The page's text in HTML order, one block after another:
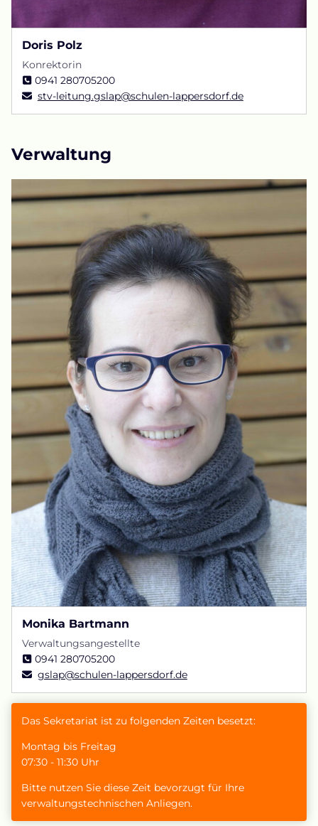
Doris Polz
Konrektorin
0941 280705200
stv-leitung.gslap@schulen-lappersdorf.de
Verwaltung
Monika Bartmann
Verwaltungsangestellte
0941 280705200
gslap@schulen-lappersdorf.de
Das Sekretariat ist zu folgenden Zeiten besetzt:
Montag bis Freitag
07:30 - 11:30 Uhr
Bitte nutzen Sie diese Zeit bevorzugt für Ihre
verwaltungstechnischen Anliegen.